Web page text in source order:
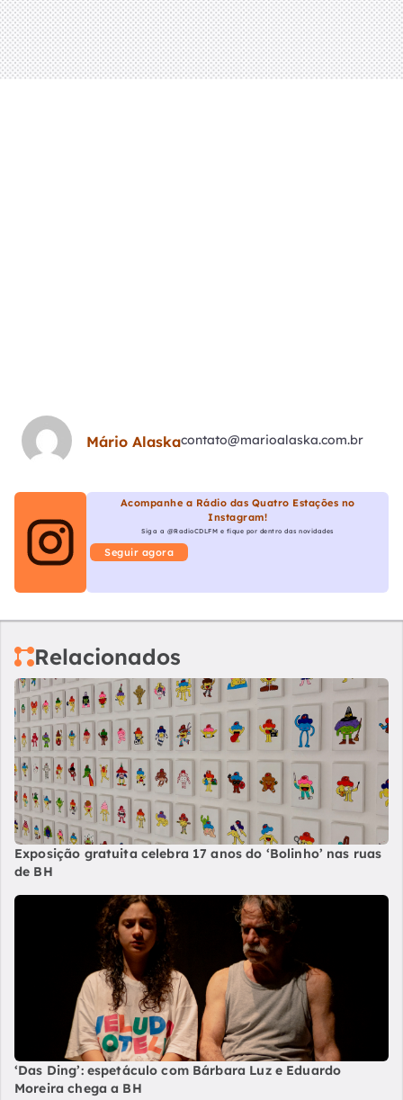
Mário Alaskacontato@marioalaska.com.br
Acompanhe a Rádio das Quatro Estações no
Instagram!
Siga a @RadioCDLFM e fique por dentro das novidades
Seguir agora
Relacionados
Exposição gratuita celebra 17 anos do ‘Bolinho’ nas ruas
de BH
‘Das Ding’: espetáculo com Bárbara Luz e Eduardo
Moreira chega a BH